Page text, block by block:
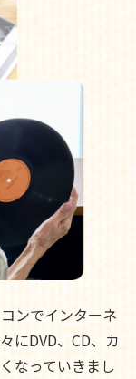
ンでインターネ
にDVD、CD、カ
なっていきまし